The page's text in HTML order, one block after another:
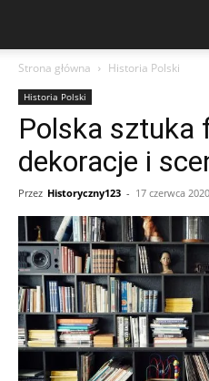
Strona główna Historia Polski
Historia Polski
Polska sztuka
dekoracje i
Przez Historyczny123 - 17 czerwca 2020